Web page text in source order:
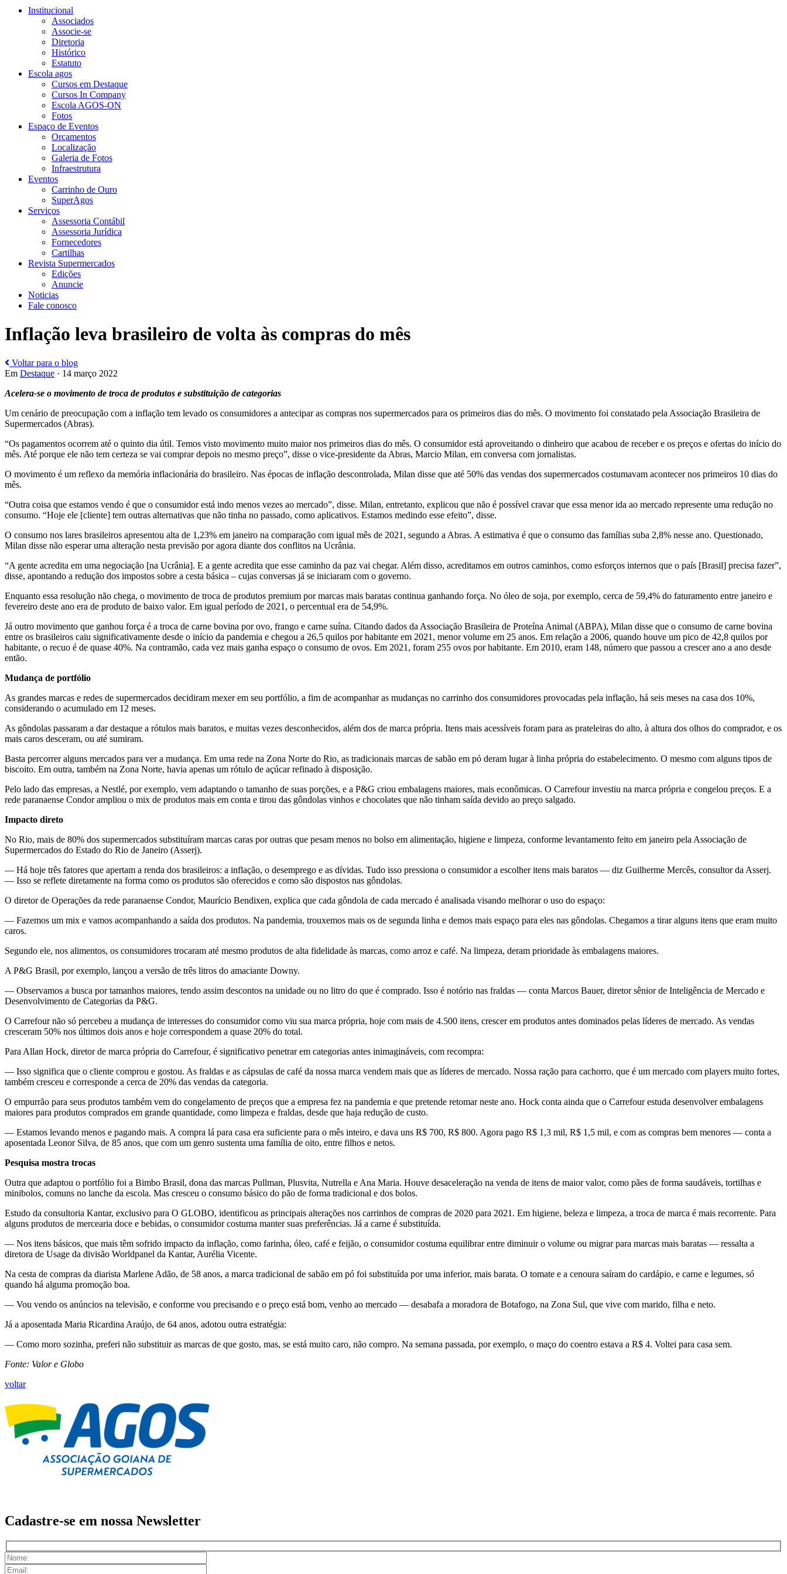
Institucional
Associados
Associe-se
Diretoria
Histórico
Estatuto
Escola agos
Cursos em Destaque
Cursos In Company
Escola AGOS-ON
Fotos
Espaço de Eventos
Orçamentos
Localização
Galeria de Fotos
Infraestrutura
Eventos
Carrinho de Ouro
SuperAgos
Serviços
Assessoria Contábil
Assessoria Jurídica
Fornecedores
Cartilhas
Revista Supermercados
Edições
Anuncie
Noticias
Fale conosco
Inflação leva brasileiro de volta às compras do mês
Voltar para o blog
Em Destaque · 14 março 2022
Acelera-se o movimento de troca de produtos e substituição de categorias
Um cenário de preocupação com a inflação tem levado os consumidores a antecipar as compras nos supermercados para os primeiros dias do mês. O movimento foi constatado pela Associação Brasileira de
Supermercados (Abras).
“Os pagamentos ocorrem até o quinto dia útil. Temos visto movimento muito maior nos primeiros dias do mês. O consumidor está aproveitando o dinheiro que acabou de receber e os preços e ofertas do início do
mês. Até porque ele não tem certeza se vai comprar depois no mesmo preço”, disse o vice-presidente da Abras, Marcio Milan, em conversa com jornalistas.
O movimento é um reflexo da memória inflacionária do brasileiro. Nas épocas de inflação descontrolada, Milan disse que até 50% das vendas dos supermercados costumavam acontecer nos primeiros 10 dias do
mês.
“Outra coisa que estamos vendo é que o consumidor está indo menos vezes ao mercado”, disse. Milan, entretanto, explicou que não é possível cravar que essa menor ida ao mercado represente uma redução no
consumo. “Hoje ele [cliente] tem outras alternativas que não tinha no passado, como aplicativos. Estamos medindo esse efeito”, disse.
O consumo nos lares brasileiros apresentou alta de 1,23% em janeiro na comparação com igual mês de 2021, segundo a Abras. A estimativa é que o consumo das famílias suba 2,8% nesse ano. Questionado,
Milan disse não esperar uma alteração nesta previsão por agora diante dos conflitos na Ucrânia.
“A gente acredita em uma negociação [na Ucrânia]. E a gente acredita que esse caminho da paz vai chegar. Além disso, acreditamos em outros caminhos, como esforços internos que o país [Brasil] precisa fazer”,
disse, apontando a redução dos impostos sobre a cesta básica – cujas conversas já se iniciaram com o governo.
Enquanto essa resolução não chega, o movimento de troca de produtos premium por marcas mais baratas continua ganhando força. No óleo de soja, por exemplo, cerca de 59,4% do faturamento entre janeiro e
fevereiro deste ano era de produto de baixo valor. Em igual período de 2021, o percentual era de 54,9%.
Já outro movimento que ganhou força é a troca de carne bovina por ovo, frango e carne suína. Citando dados da Associação Brasileira de Proteína Animal (ABPA), Milan disse que o consumo de carne bovina
entre os brasileiros caiu significativamente desde o início da pandemia e chegou a 26,5 quilos por habitante em 2021, menor volume em 25 anos. Em relação a 2006, quando houve um pico de 42,8 quilos por
habitante, o recuo é de quase 40%. Na contramão, cada vez mais ganha espaço o consumo de ovos. Em 2021, foram 255 ovos por habitante. Em 2010, eram 148, número que passou a crescer ano a ano desde
então.
Mudança de portfólio
As grandes marcas e redes de supermercados decidiram mexer em seu portfólio, a fim de acompanhar as mudanças no carrinho dos consumidores provocadas pela inflação, há seis meses na casa dos 10%,
considerando o acumulado em 12 meses.
As gôndolas passaram a dar destaque a rótulos mais baratos, e muitas vezes desconhecidos, além dos de marca própria. Itens mais acessíveis foram para as prateleiras do alto, à altura dos olhos do comprador, e os
mais caros desceram, ou até sumiram.
Basta percorrer alguns mercados para ver a mudança. Em uma rede na Zona Norte do Rio, as tradicionais marcas de sabão em pó deram lugar à linha própria do estabelecimento. O mesmo com alguns tipos de
biscoito. Em outra, também na Zona Norte, havia apenas um rótulo de açúcar refinado à disposição.
Pelo lado das empresas, a Nestlé, por exemplo, vem adaptando o tamanho de suas porções, e a P&G criou embalagens maiores, mais econômicas. O Carrefour investiu na marca própria e congelou preços. E a
rede paranaense Condor ampliou o mix de produtos mais em conta e tirou das gôndolas vinhos e chocolates que não tinham saída devido ao preço salgado.
Impacto direto
No Rio, mais de 80% dos supermercados substituíram marcas caras por outras que pesam menos no bolso em alimentação, higiene e limpeza, conforme levantamento feito em janeiro pela Associação de
Supermercados do Estado do Rio de Janeiro (Asserj).
— Há hoje três fatores que apertam a renda dos brasileiros: a inflação, o desemprego e as dívidas. Tudo isso pressiona o consumidor a escolher itens mais baratos — diz Guilherme Mercês, consultor da Asserj.
— Isso se reflete diretamente na forma como os produtos são oferecidos e como são dispostos nas gôndolas.
O diretor de Operações da rede paranaense Condor, Maurício Bendixen, explica que cada gôndola de cada mercado é analisada visando melhorar o uso do espaço:
— Fazemos um mix e vamos acompanhando a saída dos produtos. Na pandemia, trouxemos mais os de segunda linha e demos mais espaço para eles nas gôndolas. Chegamos a tirar alguns itens que eram muito
caros.
Segundo ele, nos alimentos, os consumidores trocaram até mesmo produtos de alta fidelidade às marcas, como arroz e café. Na limpeza, deram prioridade às embalagens maiores.
A P&G Brasil, por exemplo, lançou a versão de três litros do amaciante Downy.
— Observamos a busca por tamanhos maiores, tendo assim descontos na unidade ou no litro do que é comprado. Isso é notório nas fraldas — conta Marcos Bauer, diretor sênior de Inteligência de Mercado e
Desenvolvimento de Categorias da P&G.
O Carrefour não só percebeu a mudança de interesses do consumidor como viu sua marca própria, hoje com mais de 4.500 itens, crescer em produtos antes dominados pelas líderes de mercado. As vendas
cresceram 50% nos últimos dois anos e hoje correspondem a quase 20% do total.
Para Allan Hock, diretor de marca própria do Carrefour, é significativo penetrar em categorias antes inimagináveis, com recompra:
— Isso significa que o cliente comprou e gostou. As fraldas e as cápsulas de café da nossa marca vendem mais que as líderes de mercado. Nossa ração para cachorro, que é um mercado com players muito fortes,
também cresceu e corresponde a cerca de 20% das vendas da categoria.
O empurrão para seus produtos também vem do congelamento de preços que a empresa fez na pandemia e que pretende retomar neste ano. Hock conta ainda que o Carrefour estuda desenvolver embalagens
maiores para produtos comprados em grande quantidade, como limpeza e fraldas, desde que haja redução de custo.
— Estamos levando menos e pagando mais. A compra lá para casa era suficiente para o mês inteiro, e dava uns R$ 700, R$ 800. Agora pago R$ 1,3 mil, R$ 1,5 mil, e com as compras bem menores — conta a
aposentada Leonor Silva, de 85 anos, que com um genro sustenta uma família de oito, entre filhos e netos.
Pesquisa mostra trocas
Outra que adaptou o portfólio foi a Bimbo Brasil, dona das marcas Pullman, Plusvita, Nutrella e Ana Maria. Houve desaceleração na venda de itens de maior valor, como pães de forma saudáveis, tortilhas e
minibolos, comuns no lanche da escola. Mas cresceu o consumo básico do pão de forma tradicional e dos bolos.
Estudo da consultoria Kantar, exclusivo para O GLOBO, identificou as principais alterações nos carrinhos de compras de 2020 para 2021. Em higiene, beleza e limpeza, a troca de marca é mais recorrente. Para
alguns produtos de mercearia doce e bebidas, o consumidor costuma manter suas preferências. Já a carne é substituída.
— Nos itens básicos, que mais têm sofrido impacto da inflação, como farinha, óleo, café e feijão, o consumidor costuma equilibrar entre diminuir o volume ou migrar para marcas mais baratas — ressalta a
diretora de Usage da divisão Worldpanel da Kantar, Aurélia Vicente.
Na cesta de compras da diarista Marlene Adão, de 58 anos, a marca tradicional de sabão em pó foi substituída por uma inferior, mais barata. O tomate e a cenoura saíram do cardápio, e carne e legumes, só
quando há alguma promoção boa.
— Vou vendo os anúncios na televisão, e conforme vou precisando e o preço está bom, venho ao mercado — desabafa a moradora de Botafogo, na Zona Sul, que vive com marido, filha e neto.
Já a aposentada Maria Ricardina Araújo, de 64 anos, adotou outra estratégia:
— Como moro sozinha, preferi não substituir as marcas de que gosto, mas, se está muito caro, não compro. Na semana passada, por exemplo, o maço do coentro estava a R$ 4. Voltei para casa sem.
Fonte: Valor e Globo
voltar
Cadastre-se em nossa Newsletter